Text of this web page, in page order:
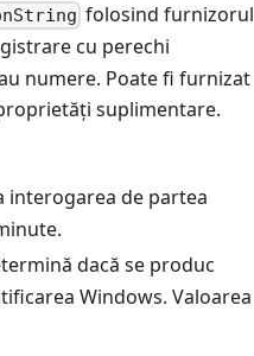
folosind furnizorul
cu perechi
numere. Poate fi furnizat
suplimentare.
interogarea de partea
dacă se produc
Windows. Valoarea